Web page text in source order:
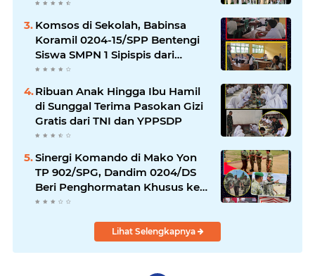
Komsos di Sekolah, Babinsa
Koramil 0204-15/SPP Bentengi
Siswa SMPN 1 Sipispis dari
Bahaya Narkotika
Ribuan Anak Hingga Ibu Hamil
di Sunggal Terima Pasokan Gizi
Gratis dari TNI dan YPPSDP
Sinergi Komando di Mako Yon
TP 902/SPG, Dandim 0204/DS
Beri Penghormatan Khusus ke
Menhan RI
Lihat Selengkapnya